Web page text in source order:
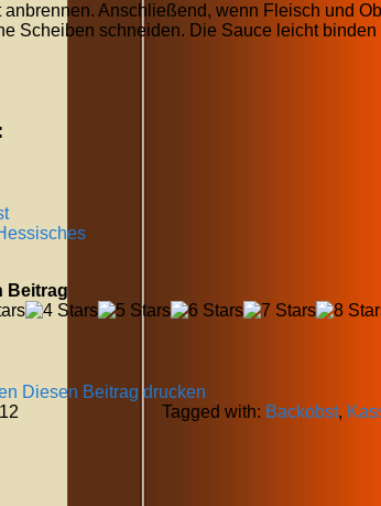
anbrennen. Anschließend, wenn Fleisch und
Scheiben schneiden. Die Sauce leicht
Beitrag
Diesen Beitrag drucken
Tagged with: Backobst,